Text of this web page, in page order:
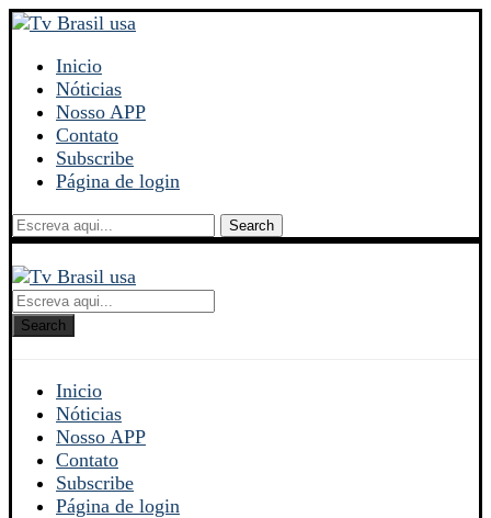
Inicio
Nóticias
Nosso APP
Contato
Subscribe
Página de login
Search
Search
Inicio
Nóticias
Nosso APP
Contato
Subscribe
Página de login